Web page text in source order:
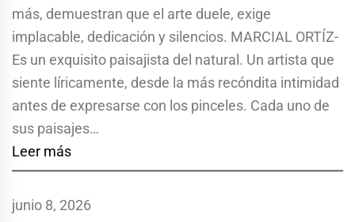
más, demuestran que el arte duele, exige
implacable, dedicación y silencios. MARCIAL ORTÍZ-
Es un exquisito paisajista del natural. Un artista que
siente líricamente, desde la más recóndita intimidad
antes de expresarse con los pinceles. Cada uno de
sus paisajes…
Leer más
junio 8, 2026